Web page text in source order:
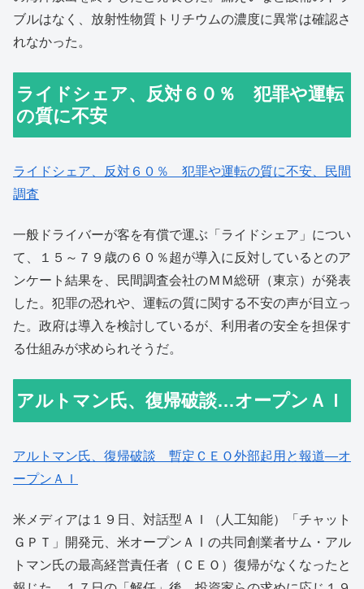
ブルはなく、放射性物質トリチウムの濃度に異常は確認さ
れなかった。
ライドシェア、反対６０％ 犯罪や運転
の質に不安
ライドシェア、反対６０％ 犯罪や運転の質に不安、民間
調査
一般ドライバーが客を有償で運ぶ「ライドシェア」につい
て、１５～７９歳の６０％超が導入に反対しているとのア
ンケート結果を、民間調査会社のＭＭ総研（東京）が発表
した。犯罪の恐れや、運転の質に関する不安の声が目立っ
た。政府は導入を検討しているが、利用者の安全を担保す
る仕組みが求められそうだ。
アルトマン氏、復帰破談…オープンＡＩ
アルトマン氏、復帰破談 暫定ＣＥＯ外部起用と報道―オ
ープンＡＩ
米メディアは１９日、対話型ＡＩ（人工知能）「チャット
ＧＰＴ」開発元、米オープンＡＩの共同創業者サム・アル
トマン氏の最高経営責任者（ＣＥＯ）復帰がなくなったと